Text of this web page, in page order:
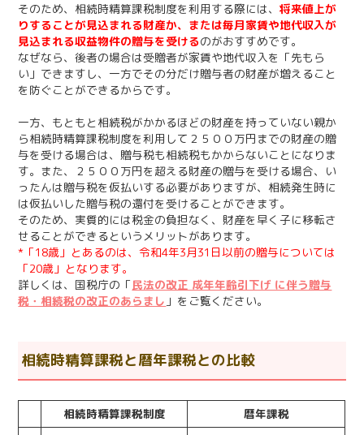
そのため、相続時精算課税制度を利用する際には、将来値上が
りすることが見込まれる財産か、または毎月家賃や地代収入が
見込まれる収益物件の贈与を受けるのがおすすめです。
なぜなら、後者の場合は受贈者が家賃や地代収入を「先もら
い」できますし、一方でその分だけ贈与者の財産が増えること
を防ぐことができるからです。
一方、もともと相続税がかかるほどの財産を持っていない親か
ら相続時精算課税制度を利用して２５００万円までの財産の贈
与を受ける場合は、贈与税も相続税もかからないことになりま
す。また、２５００万円を超える財産の贈与を受ける場合、い
ったんは贈与税を仮払いする必要がありますが、相続発生時に
は仮払いした贈与税の還付を受けることができます。
そのため、実質的には税金の負担なく、財産を早く子に移転さ
せることができるというメリットがあります。
*「18歳」とあるのは、令和4年3月31日以前の贈与については
「20歳」となります。
詳しくは、国税庁の「⺠法の改正 成年年齢引下げ に伴う贈与
税・相続税の改正のあらまし 」をご覧ください。
相続時精算課税と暦年課税との比較
相続時精算課税制度
暦年課税